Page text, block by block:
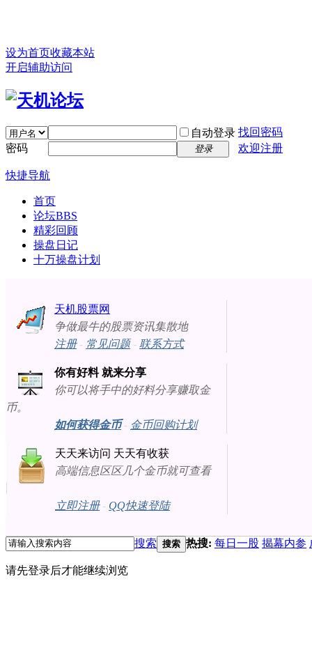
设为首页收藏本站
开启辅助访问
自动登录 找回密码
密码
登录 欢迎注册
快捷导航
首页
论坛BBS
精彩回顾
操盘日记
十万操盘计划
天机股票网
争做最牛的股票资讯集散地
注册- 常见问题- 联系方式
你有好料 就来分享
你可以将手中的好料分享赚取金
币。
如何获得金币- 金币回购计划
天天来访问 天天有收获
高端信息区区几个金币就可查看
立即注册- QQ快速登陆
搜索 搜索 热搜: 每日一股 揭幕内参
请先登录后才能继续浏览